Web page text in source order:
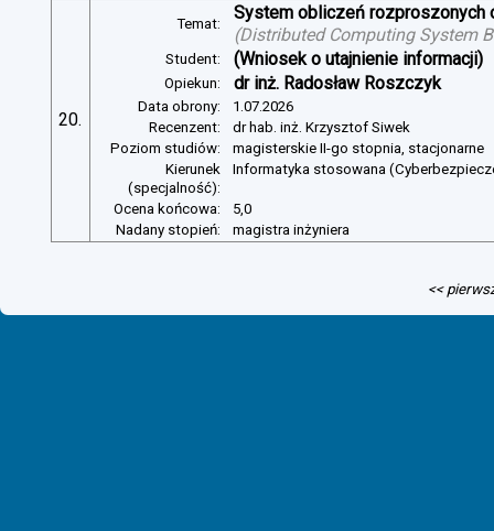
20.
Temat:
System obliczeń rozproszonych
(Distributed Computing System
Student: (Wniosek o utajnienie informacji)
Opiekun: dr inż. Radosław Roszczyk
Data obrony:
1.07.2026
Recenzent:
dr hab. inż. Krzysztof Siwek
Poziom studiów:
magisterskie II-go stopnia, stacjonarne
Kierunek
(specjalność):
Informatyka stosowana
Ocena końcowa:
5,0
Nadany stopień:
magistra inżyniera
<<